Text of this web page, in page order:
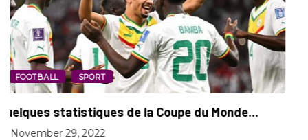
FOOTBALL SPORT
Quelques statistiques de la Coupe du Monde...
November 29, 2022